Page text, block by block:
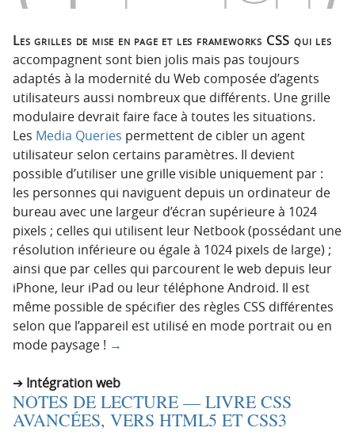
Les grilles de mise en page et les frameworks CSS qui les
accompagnent sont bien jolis mais pas toujours
adaptés à la modernité du Web composée d’agents
utilisateurs aussi nombreux que différents. Une grille
modulaire devrait faire face à toutes les situations.
Les Media Queries permettent de cibler un agent
utilisateur selon certains paramètres. Il devient
possible d’utiliser une grille visible uniquement par :
les personnes qui naviguent depuis un ordinateur de
bureau avec une largeur d’écran supérieure à 1024
pixels ; celles qui utilisent leur Netbook (possédant une
résolution inférieure ou égale à 1024 pixels de large) ;
ainsi que par celles qui parcourent le web depuis leur
iPhone, leur iPad ou leur téléphone Android. Il est
même possible de spécifier des règles CSS différentes
selon que l’appareil est utilisé en mode portrait ou en
mode paysage ! →
Intégration web
NOTES DE LECTURE — LIVRE CSS
AVANCÉES, VERS HTML5 ET CSS3